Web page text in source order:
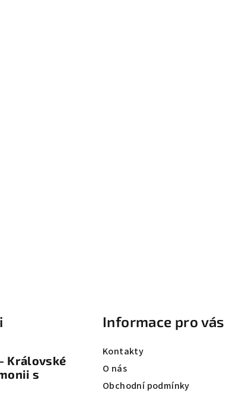
Královské
s
Informace pro vás
Kontakty
O nás
Obchodní podmínky